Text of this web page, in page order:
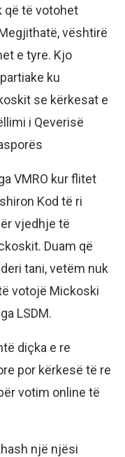
që të votohet
vështirë
e tyre. Kjo
ku
se kërkesat e
i Qeverisë
VMRO kur flitet
Kod të ri
vjedhje të
Duam që
tani, vetëm nuk
votojë Mickoski
LSDM.
diçka e re
por kërkesë të re
votim online të
një njësi